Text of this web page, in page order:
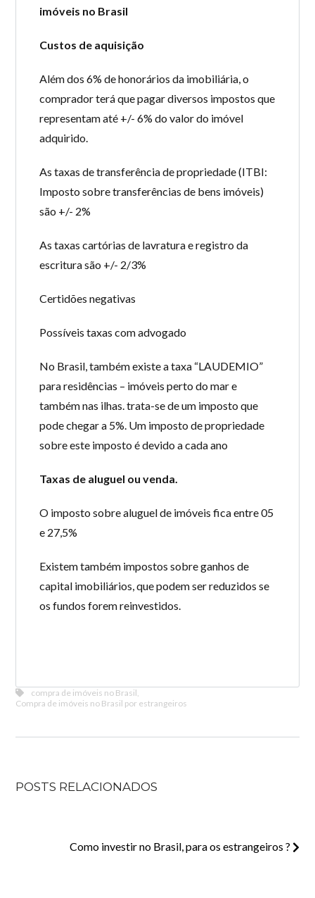
imóveis no Brasil
Custos de aquisição
Além dos 6% de honorários da imobiliária, o
comprador terá que pagar diversos impostos que
representam até +/- 6% do valor do imóvel
adquirido.
As taxas de transferência de propriedade (ITBI:
Imposto sobre transferências de bens imóveis)
são +/- 2%
As taxas cartórias de lavratura e registro da
escritura são +/- 2/3%
Certidões negativas
Possíveis taxas com advogado
No Brasil, também existe a taxa “LAUDEMIO”
para residências – imóveis perto do mar e
também nas ilhas. trata-se de um imposto que
pode chegar a 5%. Um imposto de propriedade
sobre este imposto é devido a cada ano
Taxas de aluguel ou venda.
O imposto sobre aluguel de imóveis fica entre 05
e 27,5%
Existem também impostos sobre ganhos de
capital imobiliários, que podem ser reduzidos se
os fundos forem reinvestidos.
compra de imóveis no Brasil
Compra de imóveis no Brasil por estrangeiros
POSTS RELACIONADOS
Como investir no Brasil, para os estrangeiros ?